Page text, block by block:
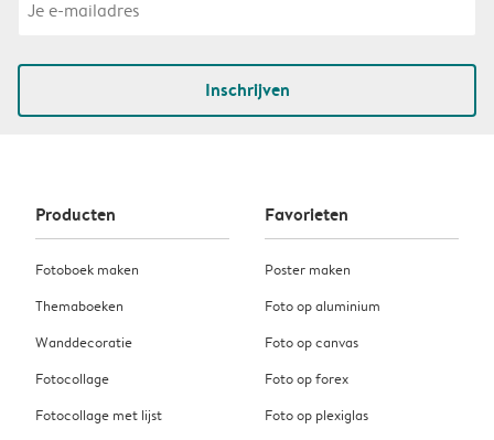
Inschrijven
Producten
Fotoboek maken
Themaboeken
Wanddecoratie
Fotocollage
Fotocollage met lijst
Favorieten
Poster maken
Foto op aluminium
Foto op canvas
Foto op forex
Foto op plexiglas